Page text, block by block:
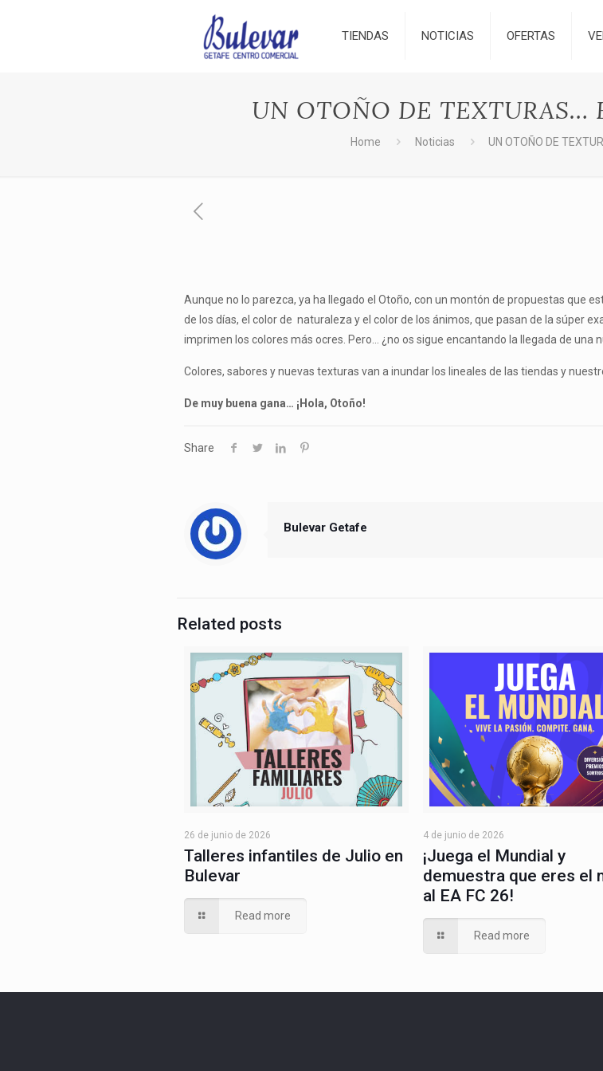
TIENDAS NOTICIAS OFERTAS
UN OTOÑO DE TEXTURAS…
Home Noticias UN OTOÑO DE
Aunque no lo parezca, ya ha llegado el Otoño, con un montón de propuestas que
de los días, el color de naturaleza y el color de los ánimos, que pasan de la súper
imprimen los colores más ocres. Pero… ¿no os sigue encantando la llegada de una
Colores, sabores y nuevas texturas van a inundar los lineales de las tiendas y
De muy buena gana… ¡Hola, Otoño!
Share
Bulevar Getafe
Related posts
26 de junio de 2026
Talleres infantiles de Julio en
Bulevar
Read more
4 de junio de 2026
¡Juega el Mundial y
demuestra que eres el
al EA FC 26!
Read more